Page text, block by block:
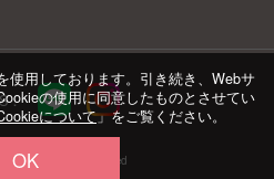
：
Rights Reserved
使用しております。引き続き、Webサ
の使用に同意したものとさせてい
について」をご覧ください。
OK